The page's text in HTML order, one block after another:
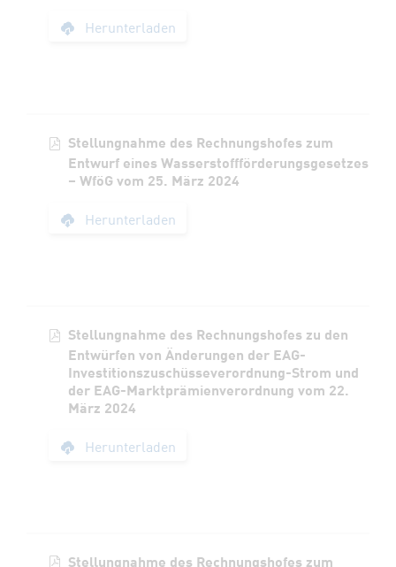
Stellungnahme
Herunterladen
Stellungnahme des Rechnungshofes zum
Entwurf eines Wasserstoffförderungsgesetzes
– WföG vom 25. März 2024
Stellungnahme
Herunterladen
Stellungnahme des Rechnungshofes zu den
Entwürfen von Änderungen der EAG-
Investitionszuschüsseverordnung-Strom und
der EAG-Marktprämienverordnung vom 22.
März 2024
Stellungnahme
Herunterladen
Stellungnahme des Rechnungshofes zum